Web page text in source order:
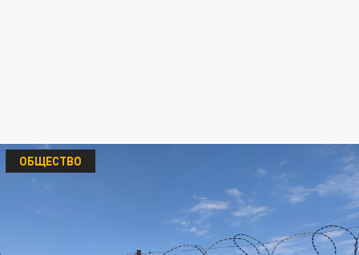
ОБЩЕСТВО